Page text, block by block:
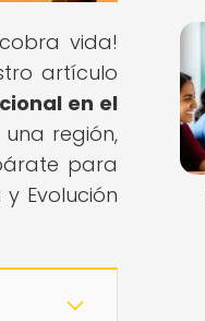
vida!
artículo
en el
región,
para
Evolución